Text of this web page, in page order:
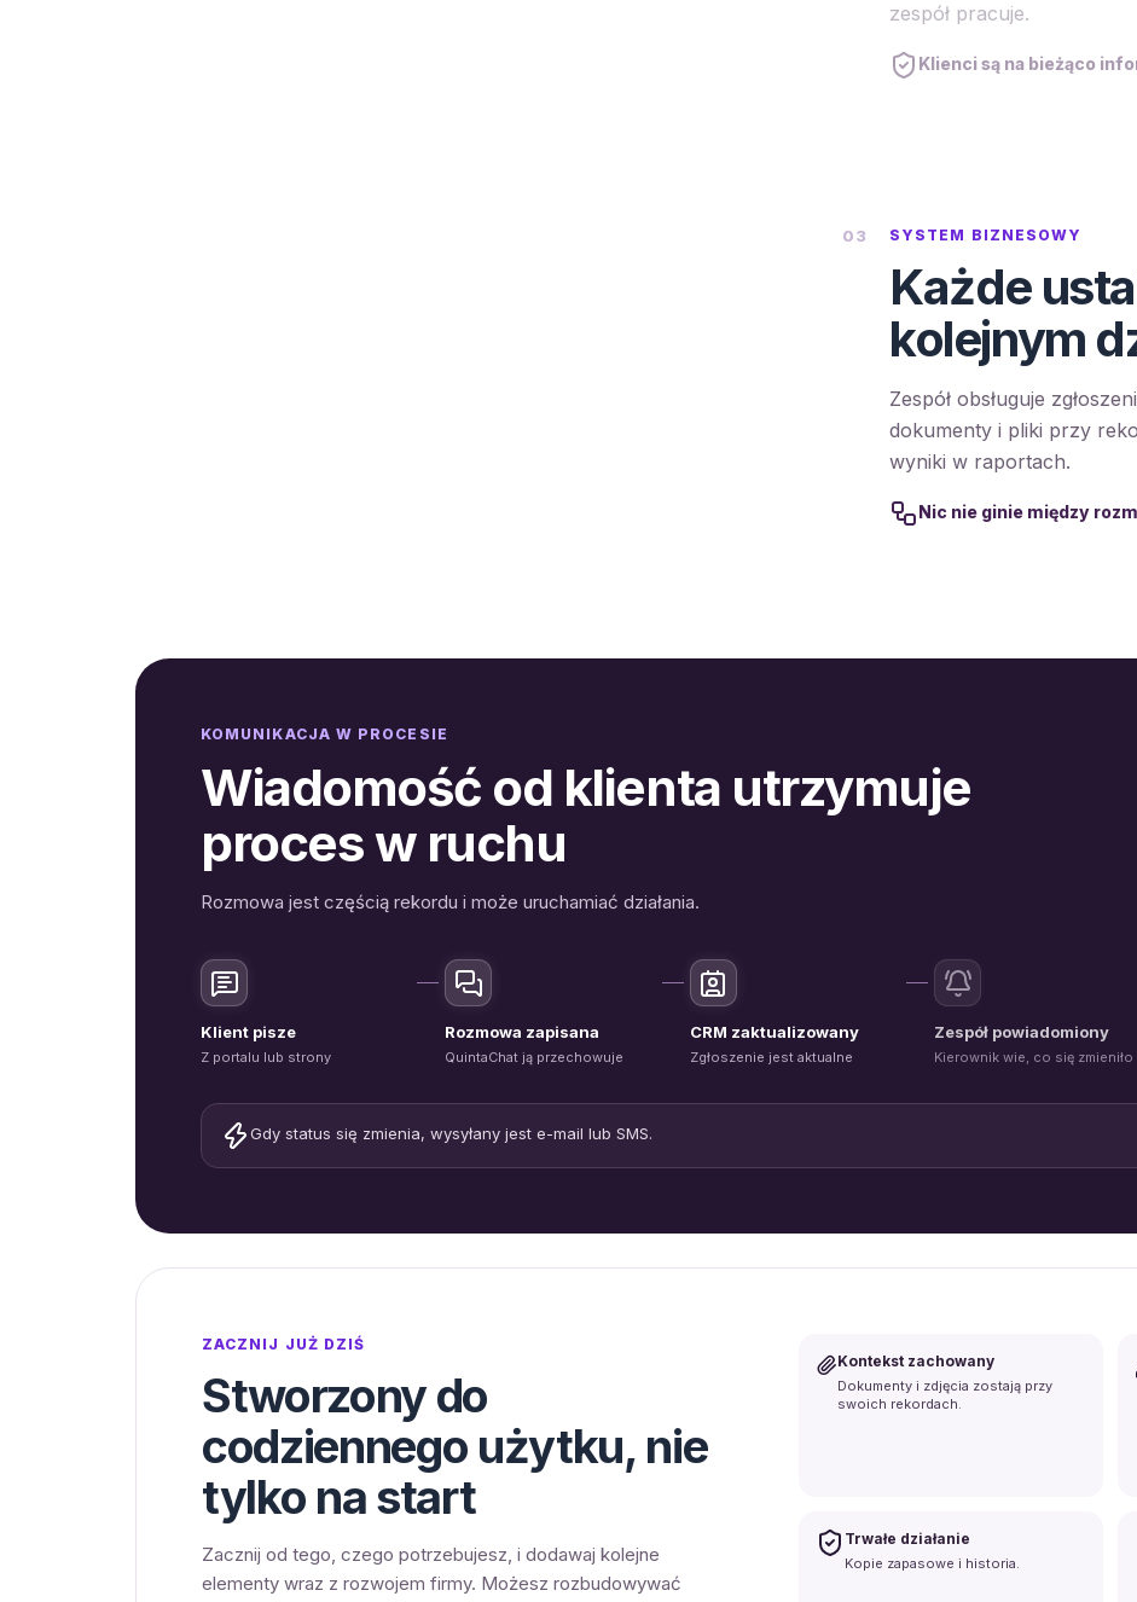
zespół pracuje.
Klienci są na bieżąco
03 SYSTEM BIZNESOWY
Każde
kolejnym
Zespół obsługuje
dokumenty i pliki przy
wyniki w raportach.
Nic nie ginie między
KOMUNIKACJA W PROCESIE
Wiadomość od klienta utrzymuje
proces w ruchu
Rozmowa jest częścią rekordu i może uruchamiać działania.
Klient pisze
Z portalu lub strony
Rozmowa zapisana
QuintaChat ją przechowuje
CRM zaktualizowany
Zgłoszenie jest aktualne
Zespół powiadomiony
Kierownik wie, co się zmieniło
Gdy status się zmienia, wysyłany jest e-mail lub SMS.
ZACZNIJ JUŻ DZIŚ
Stworzony do
codziennego użytku, nie
tylko na start
Zacznij od tego, czego potrzebujesz, i dodawaj kolejne
elementy wraz z rozwojem firmy. Możesz rozbudowywać
Kontekst zachowany
Dokumenty i zdjęcia zostają przy
swoich rekordach.
Trwałe działanie
Kopie zapasowe i historia.